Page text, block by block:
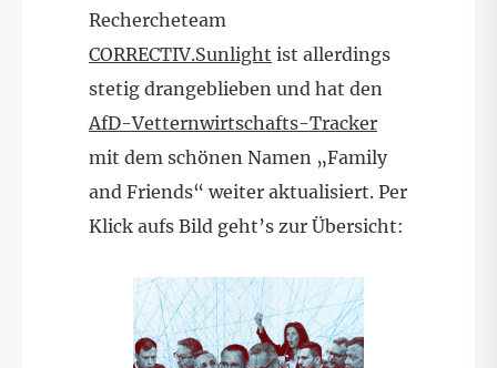
Rechercheteam
CORRECTIV.Sunlight ist allerdings
stetig drangeblieben und hat den
AfD-Vetternwirtschafts-Tracker
mit dem schönen Namen „Family
and Friends“ weiter aktualisiert. Per
Klick aufs Bild geht’s zur Übersicht: